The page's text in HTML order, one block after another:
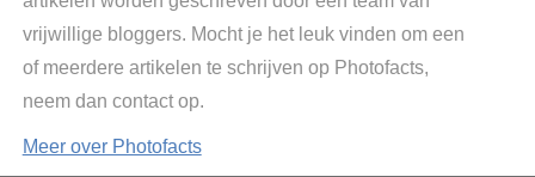
vrijwillige bloggers. Mocht je het leuk vinden om een
of meerdere artikelen te schrijven op Photofacts,
neem dan contact op.
Meer over Photofacts